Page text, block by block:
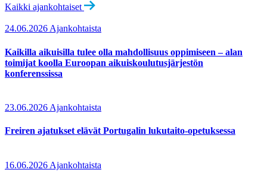
Kaikki ajankohtaiset
24.06.2026Ajankohtaista
Kaikilla aikuisilla tulee olla mahdollisuus oppimiseen – alan
toimijat koolla Euroopan aikuiskoulutusjärjestön
konferenssissa
23.06.2026 Ajankohtaista
Freiren ajatukset elävät Portugalin lukutaito-opetuksessa
16.06.2026 Ajankohtaista